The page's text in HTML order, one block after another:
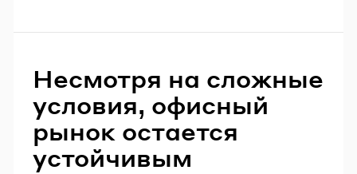
Несмотря на сложные
условия, офисный
рынок остается
устойчивым